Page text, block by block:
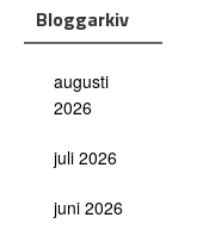
Bloggarkiv
augusti
2026
juli 2026
juni 2026